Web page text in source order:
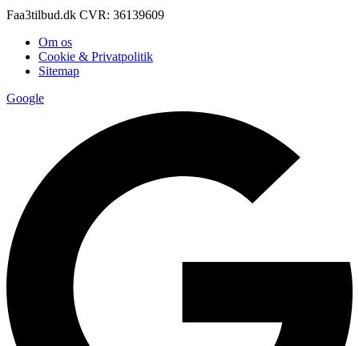
Faa3tilbud.dk CVR: 36139609
Om os
Cookie & Privatpolitik
Sitemap
Google